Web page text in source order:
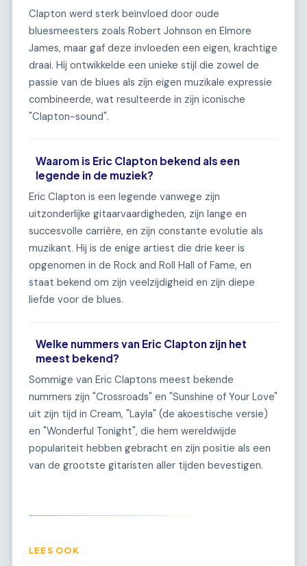
Clapton werd sterk beïnvloed door oude
bluesmeesters zoals Robert Johnson en Elmore
James, maar gaf deze invloeden een eigen, krachtige
draai. Hij ontwikkelde een unieke stijl die zowel de
passie van de blues als zijn eigen muzikale expressie
combineerde, wat resulteerde in zijn iconische
"Clapton-sound".
Waarom is Eric Clapton bekend als een
legende in de muziek?
Eric Clapton is een legende vanwege zijn
uitzonderlijke gitaarvaardigheden, zijn lange en
succesvolle carrière, en zijn constante evolutie als
muzikant. Hij is de enige artiest die drie keer is
opgenomen in de Rock and Roll Hall of Fame, en
staat bekend om zijn veelzijdigheid en zijn diepe
liefde voor de blues.
Welke nummers van Eric Clapton zijn het
meest bekend?
Sommige van Eric Claptons meest bekende
nummers zijn "Crossroads" en "Sunshine of Your Love"
uit zijn tijd in Cream, "Layla" (de akoestische versie)
en "Wonderful Tonight", die hem wereldwijde
populariteit hebben gebracht en zijn positie als een
van de grootste gitaristen aller tijden bevestigen.
LEES OOK